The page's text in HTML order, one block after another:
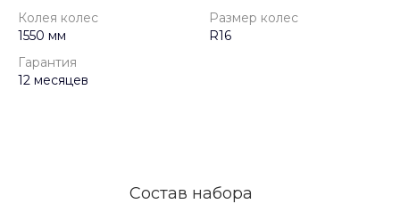
Колея колес
1550 мм
Размер колес
R16
Гарантия
12 месяцев
Состав набора